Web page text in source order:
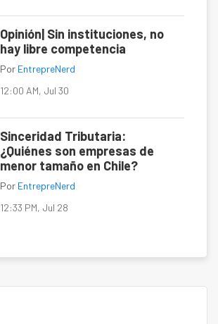
Opinión| Sin instituciones, no
hay libre competencia
Por EntrepreNerd
12:00 AM, Jul 30
Sinceridad Tributaria:
¿Quiénes son empresas de
menor tamaño en Chile?
Por EntrepreNerd
12:33 PM, Jul 28